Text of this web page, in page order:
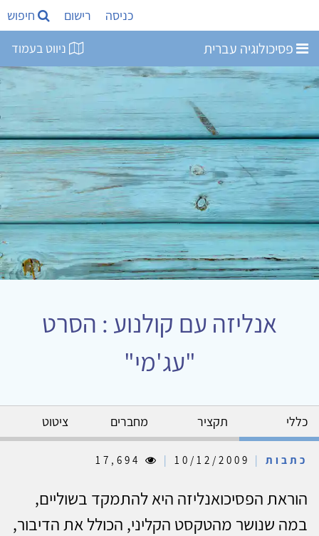
כניסה רישום חיפוש
פסיכולוגיה עברית ניווט בעמוד
אנליזה עם קולנוע : הסרט
"עג'מי"
כללי תקציר מחברים ציטוט
כתבות |
|
הוראת הפסיכואנליזה היא להתמקד בשוליים,
במה שנושר מהטקסט הקליני, הכולל את הדיבור,